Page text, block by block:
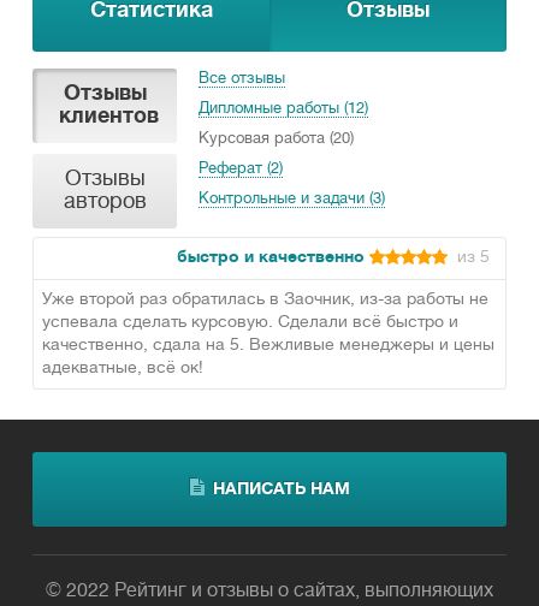
Статистика Отзывы
Отзывы
клиентов
Отзывы
авторов
Все отзывы
Дипломные работы (12)
Курсовая работа (20)
Реферат (2)
Контрольные и задачи (3)
быстро и качественно из 5
Уже второй раз обратилась в Заочник, из-за работы не
успевала сделать курсовую. Сделали всё быстро и
качественно, сдала на 5. Вежливые менеджеры и цены
адекватные, всё ок!
НАПИСАТЬ НАМ
© 2022 Рейтинг и отзывы о сайтах, выполняющих